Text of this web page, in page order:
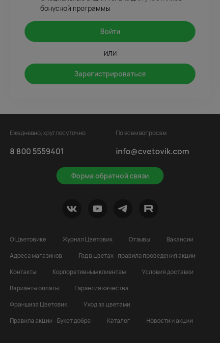
бонусной программы
Войти
или
Зарегистрироваться
Ежедневно, круглосуточно
8 800 5559401
Форма обратной связи
По всем вопросам
info@cvetovik.com
О Цветовике Журнал Цветовик Отзывы
Вакансии
Адреса магазинов
Год в цветах - правила проведения акции
Контакты
Корпоративным клиентам
Условия доставки
Варианты оплаты
Гарантия качества
Франшиза Цветовик
Уход за цветами
Правила акции - Букет добра
Каталог Новости и акции